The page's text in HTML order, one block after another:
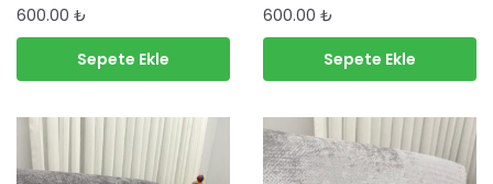
600.00 ₺
Sepete Ekle
600.00 ₺
Sepete Ekle